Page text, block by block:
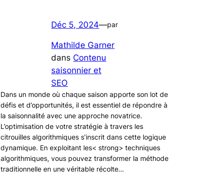
Déc 5, 2024—par
Mathilde Garner
dans Contenu
saisonnier et
SEO
Dans un monde où chaque saison apporte son lot de
défis et d’opportunités, il est essentiel de répondre à
la saisonnalité avec une approche novatrice.
L’optimisation de votre stratégie à travers les
citrouilles algorithmiques s’inscrit dans cette logique
dynamique. En exploitant les< strong> techniques
algorithmiques, vous pouvez transformer la méthode
traditionnelle en une véritable récolte…